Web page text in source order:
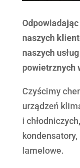
naszych
naszych
powietrznych
Czyścimy
urządzeń
i
lamelowe.